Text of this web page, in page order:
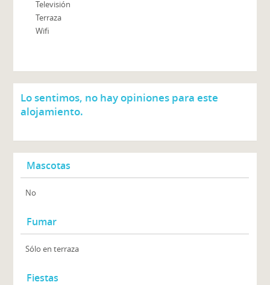
Televisión
Terraza
Wifi
Lo sentimos, no hay opiniones para este
alojamiento.
Mascotas
No
Fumar
Sólo en terraza
Fiestas